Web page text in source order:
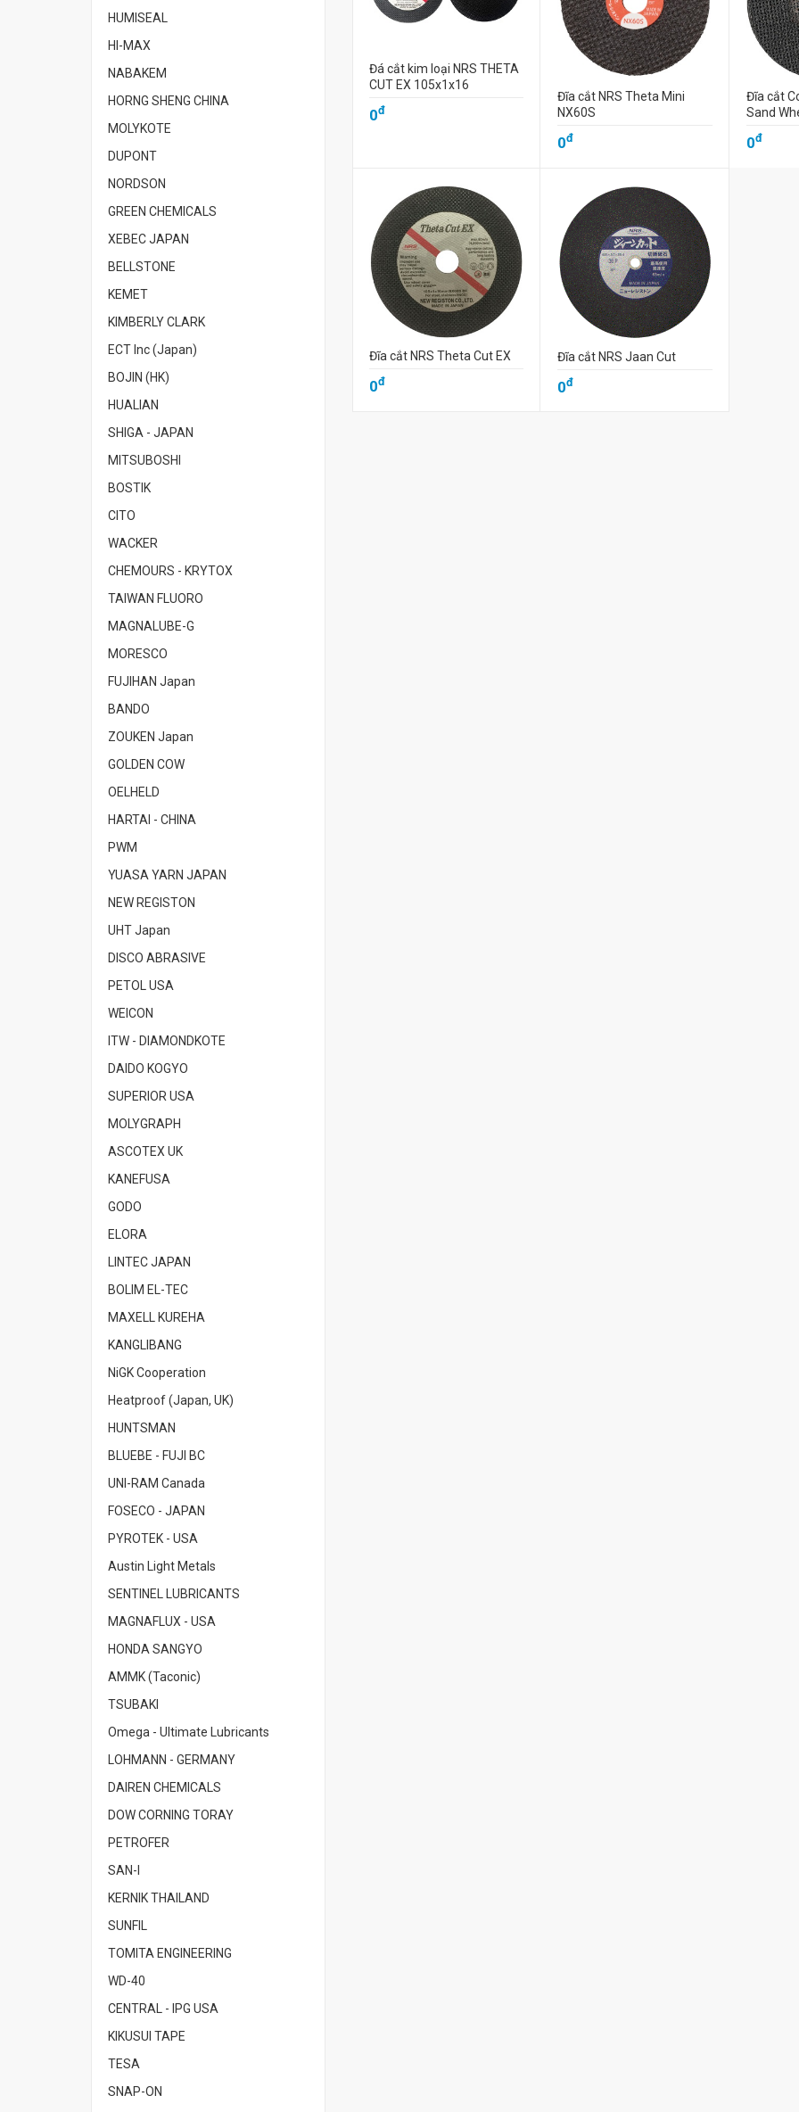
HUMISEAL
HI-MAX
NABAKEM
HORNG SHENG CHINA
MOLYKOTE
DUPONT
NORDSON
GREEN CHEMICALS
XEBEC JAPAN
BELLSTONE
KEMET
KIMBERLY CLARK
ECT Inc (Japan)
BOJIN (HK)
HUALIAN
SHIGA - JAPAN
MITSUBOSHI
BOSTIK
CITO
WACKER
CHEMOURS - KRYTOX
TAIWAN FLUORO
MAGNALUBE-G
MORESCO
FUJIHAN Japan
BANDO
ZOUKEN Japan
GOLDEN COW
OELHELD
HARTAI - CHINA
PWM
YUASA YARN JAPAN
NEW REGISTON
UHT Japan
DISCO ABRASIVE
PETOL USA
WEICON
ITW - DIAMONDKOTE
DAIDO KOGYO
SUPERIOR USA
MOLYGRAPH
ASCOTEX UK
KANEFUSA
GODO
ELORA
LINTEC JAPAN
BOLIM EL-TEC
MAXELL KUREHA
KANGLIBANG
NiGK Cooperation
Heatproof (Japan, UK)
HUNTSMAN
BLUEBE - FUJI BC
UNI-RAM Canada
FOSECO - JAPAN
PYROTEK - USA
Austin Light Metals
SENTINEL LUBRICANTS
MAGNAFLUX - USA
HONDA SANGYO
AMMK (Taconic)
TSUBAKI
Omega - Ultimate Lubricants
LOHMANN - GERMANY
DAIREN CHEMICALS
DOW CORNING TORAY
PETROFER
SAN-I
KERNIK THAILAND
SUNFIL
TOMITA ENGINEERING
WD-40
CENTRAL - IPG USA
KIKUSUI TAPE
TESA
SNAP-ON
Đá cắt kim loại NRS THETA
CUT EX 105x1x16
0đ
Đĩa cắt NRS Theta Mini
NX60S
0đ
Đĩa cắt
Sand
0đ
Đĩa cắt NRS Theta Cut EX
0đ
Đĩa cắt NRS Jaan Cut
0đ